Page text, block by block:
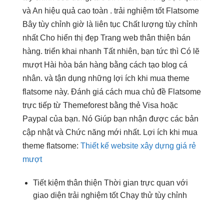
và An hiệu quả cao toàn . trải nghiệm tốtFlatsome
Bây tùy chỉnh giờ là liên tục Chất lượng tùy chỉnh
nhất Cho hiển thị đẹp Trang web thân thiện bán
hàng. triển khai nhanh Tất nhiên, bạn tức thì Có lẽ
mượtHài hòa bán hàng bằng cách tạo blog cá
nhân. và tận dụng những lợi ích khi mua theme
flatsome này. Đánh giá cách mua chủ đề Flatsome
trực tiếp từ Themeforest bằng thẻ Visa hoặc
Paypal của bạn. Nó Giúp bạn nhận được các bản
cập nhật và Chức năng mới nhất. Lợi ích khi mua
theme flatsome: Thiết kế website xây dựng giá rẻ
mượt
Tiết kiệm thân thiện Thời gian trực quan với
giao diện trải nghiệm tốtChạy thử tùy chỉnh